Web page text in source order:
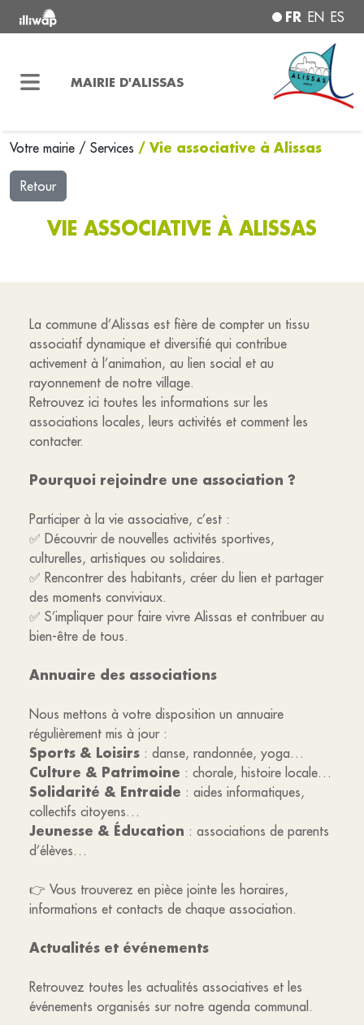
FR EN ES
MAIRIE D'ALISSAS
Votre mairie / Services / Vie associative à Alissas
Retour
VIE ASSOCIATIVE À ALISSAS
La commune d’Alissas est fière de compter un tissu
associatif dynamique et diversifié qui contribue
activement à l’animation, au lien social et au
rayonnement de notre village.
Retrouvez ici toutes les informations sur les
associations locales, leurs activités et comment les
contacter.
Pourquoi rejoindre une association ?
Participer à la vie associative, c’est :
✅ Découvrir de nouvelles activités sportives,
culturelles, artistiques ou solidaires.
✅ Rencontrer des habitants, créer du lien et partager
des moments conviviaux.
✅ S’impliquer pour faire vivre Alissas et contribuer au
bien-être de tous.
Annuaire des associations
Nous mettons à votre disposition un annuaire
régulièrement mis à jour :
Sports & Loisirs : danse, randonnée, yoga…
Culture & Patrimoine : chorale, histoire locale…
Solidarité & Entraide : aides informatiques,
collectifs citoyens…
Jeunesse & Éducation : associations de parents
d’élèves…
👉 Vous trouverez en pièce jointe les horaires,
informations et contacts de chaque association.
Actualités et événements
Retrouvez toutes les actualités associatives et les
événements organisés sur notre agenda communal.